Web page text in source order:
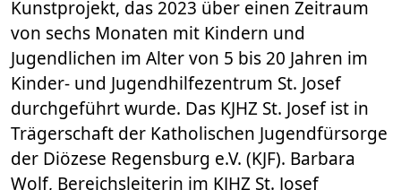
Kunstprojekt, das 2023 über einen Zeitraum
von sechs Monaten mit Kindern und
Jugendlichen im Alter von 5 bis 20 Jahren im
Kinder- und Jugendhilfezentrum St. Josef
durchgeführt wurde. Das KJHZ St. Josef ist in
Trägerschaft der Katholischen Jugendfürsorge
der Diözese Regensburg e.V. (KJF). Barbara
Wolf, Bereichsleiterin im KJHZ St. Josef